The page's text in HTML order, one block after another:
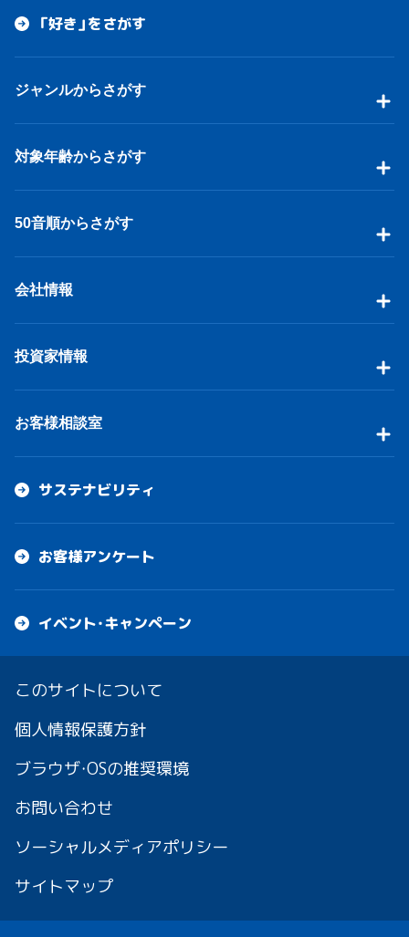
「好き」をさがす
ジャンルからさがす
対象年齢からさがす
50音順からさがす
会社情報
投資家情報
お客様相談室
サステナビリティ
お客様アンケート
イベント・キャンペーン
このサイトについて
個人情報保護方針
ブラウザ・OSの推奨環境
お問い合わせ
ソーシャルメディアポリシー
サイトマップ